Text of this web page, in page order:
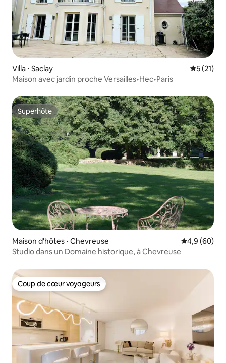
Villa ⋅ Saclay
5 (21)
Maison avec jardin proche Versailles•Hec•Paris
Superhôte
Superhôte
Maison d'hôtes ⋅ Chevreuse Évaluation
4,9 (60)
Studio dans un Domaine historique, à Chevreuse
Coup de cœur voyageurs
Coup de cœur voyageurs